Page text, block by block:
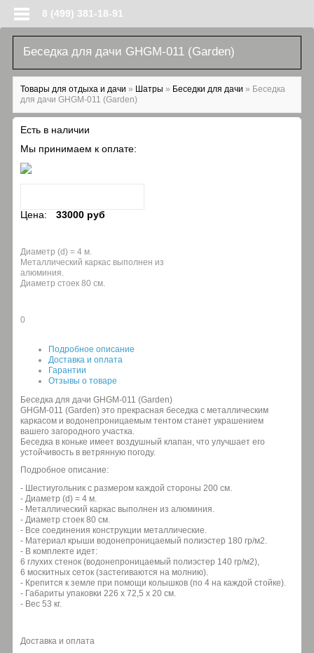
8 (499) 381-18-91
Беседка для дачи GHGM-011 (Garden)
Вы здесь
Товары для отдыха и дачи » Шатры » Беседки для дачи » Беседка
для дачи GHGM-011 (Garden)
Есть в наличии
Мы принимаем к оплате:
Цена: 33000 руб
Диаметр (d) = 4 м.
Металлический каркас выполнен из
алюминия.
Диаметр стоек 80 cм.
0
Подробное описание
Доставка и оплата
Гарантии
Отзывы о товаре
Беседка для дачи GHGM-011 (Garden)
GHGM-011 (Garden) это прекрасная беседка с металлическим
каркасом и водонепроницаемым тентом станет украшением
вашего загородного участка.
Беседка в коньке имеет воздушный клапан, что улучшает его
устойчивость в ветрянную погоду.
Подробное описание:
- Шестиугольник с размером каждой стороны 200 см.
- Диаметр (d) = 4 м.
- Металлический каркас выполнен из алюминия.
- Диаметр стоек 80 cм.
- Все соединения конструкции металлические.
- Материал крыши водонепроницаемый полиэстер 180 гр/м2.
- В комплекте идет:
6 глухих стенок (водонепроницаемый полиэстер 140 гр/м2),
6 москитных сеток (застегиваются на молнию).
- Крепится к земле при помощи колышков (по 4 на каждой стойке).
- Габариты упаковки 226 х 72,5 х 20 см.
- Вес 53 кг.
Доставка и оплата